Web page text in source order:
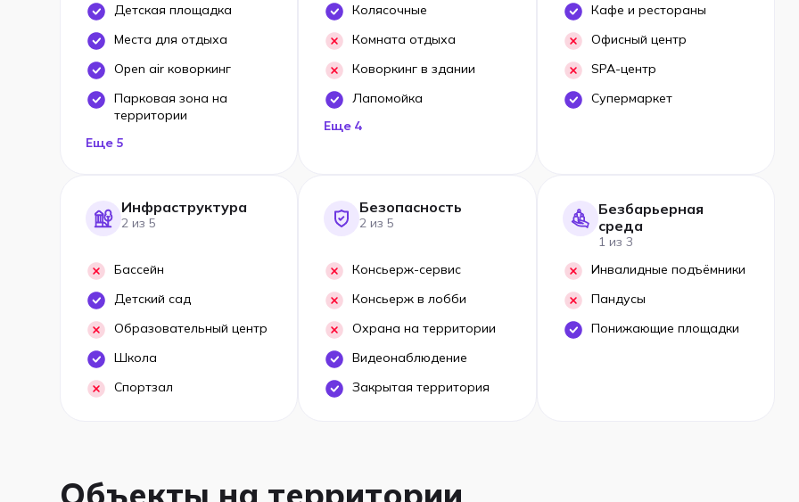
Детская площадка
Места для отдыха
Open air коворкинг
Парковая зона на
территории
Еще 5
Колясочные
Комната отдыха
Коворкинг в здании
Лапомойка
Еще 4
Кафе и рестораны
Офисный центр
SPA-центр
Супермаркет
Инфраструктура
2 из 5
Бассейн
Детский сад
Образовательный центр
Школа
Спортзал
Безопасность
2 из 5
Консьерж-сервис
Консьерж в лобби
Охрана на территории
Видеонаблюдение
Закрытая территория
Безбарьерная
среда
1 из 3
Инвалидные подъёмники
Пандусы
Понижающие площадки